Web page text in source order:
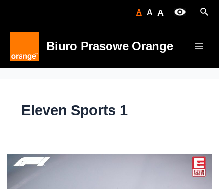
A A A
Biuro Prasowe Orange
Eleven Sports 1